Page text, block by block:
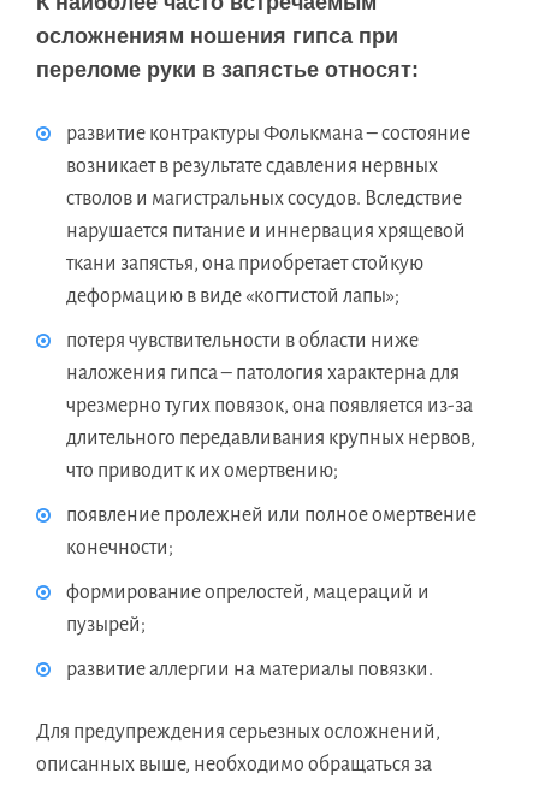
осложнениям ношения гипса при
переломе руки в запястье относят:
развитие контрактуры Фолькмана – состояние
возникает в результате сдавления нервных
стволов и магистральных сосудов. Вследствие
нарушается питание и иннервация хрящевой
ткани запястья, она приобретает стойкую
деформацию в виде «когтистой лапы»;
потеря чувствительности в области ниже
наложения гипса – патология характерна для
чрезмерно тугих повязок, она появляется из-за
длительного передавливания крупных нервов,
что приводит к их омертвению;
появление пролежней или полное омертвение
конечности;
формирование опрелостей, мацераций и
пузырей;
развитие аллергии на материалы повязки.
Для предупреждения серьезных осложнений,
описанных выше, необходимо обращаться за